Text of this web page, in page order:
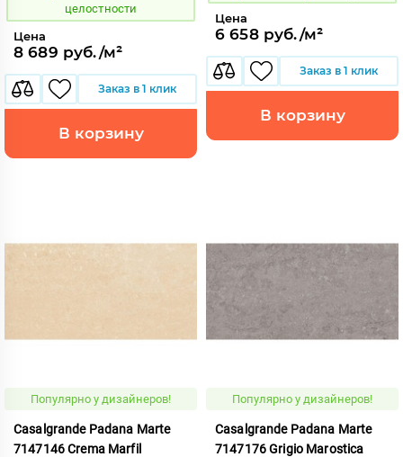
целостности
Цена
8 689 руб./м²
Заказ в 1 клик
В корзину
Цена
6 658 руб./м²
Заказ в 1 клик
В корзину
Популярно у дизайнеров!
Casalgrande Padana Marte
7147146 Crema Marfil
Популярно у дизайнеров!
Casalgrande Padana Marte
7147176 Grigio Marostica